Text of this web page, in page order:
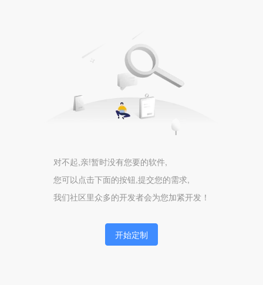
对不起,亲!暂时没有您要的软件,
您可以点击下面的按钮,提交您的需求,
我们社区里众多的开发者会为您加紧开发！
开始定制